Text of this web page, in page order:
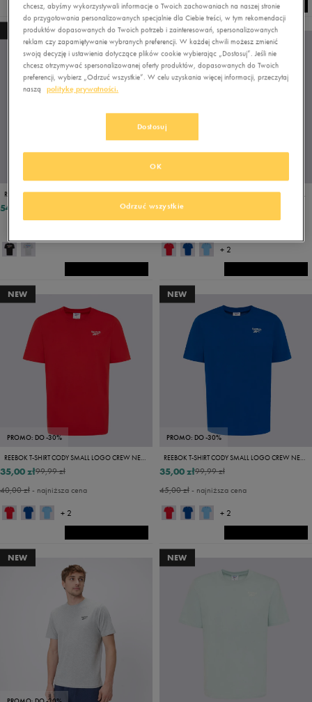
NEW
REEBOK T-SHIRT BRUNO BIG LOGO CREW NECK SS TEE
54,00 zł
NEW
REEBOK T-SHIRT CODY SMALL LOGO CREW NECK SS TEE
69,99 zł
+ 2
NEW
PROMO: DO -30%
REEBOK T-SHIRT CODY SMALL LOGO CREW NECK SS TEE
99,99 zł
35,00 zł
40,00 zł- najniższa cena
+ 2
NEW
PROMO: DO -30%
REEBOK T-SHIRT CODY SMALL LOGO CREW NECK SS TEE
99,99 zł
35,00 zł
45,00 zł- najniższa cena
+ 2
NEW NEW
chcesz, abyśmy wykorzystywali informacje o Twoich zachowaniach na naszej stronie
do przygotowania personalizowanych specjalnie dla Ciebie treści, w tym rekomendacji
produktów dopasowanych do Twoich potrzeb i zainteresowań, spersonalizowanych
reklam czy zapamiętywanie wybranych preferencji. W każdej chwili możesz zmienić
swoją decyzję i ustawienia dotyczące plików cookie wybierając „Dostosuj”. Jeśli nie
chcesz otrzymywać spersonalizowanej oferty produktów, dopasowanych do Twoich
preferencji, wybierz „Odrzuć wszystkie”. W celu uzyskania więcej informacji, przeczytaj
naszą
politykę prywatności.
Dostosuj
Odrzuć wszystkie
OK